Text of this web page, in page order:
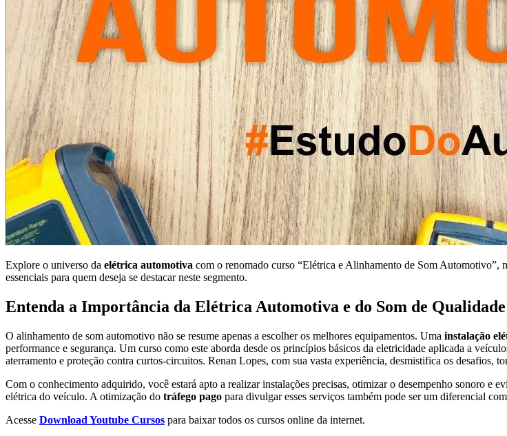
Explore o universo da elétrica automotiva com o renomado curso “Elétrica e Alinhamento de Som Automotivo”,
essenciais para quem deseja se destacar neste segmento.
Entenda a Importância da Elétrica Automotiva e do Som de Qualidade
O alinhamento de som automotivo não se resume apenas a escolher os melhores equipamentos. Uma instalação
performance e segurança. Um curso como este aborda desde os princípios básicos da eletricidade aplicada a
aterramento e proteção contra curtos-circuitos. Renan Lopes, com sua vasta experiência, desmistifica os desafios,
Com o conhecimento adquirido, você estará apto a realizar instalações precisas, otimizar o desempenho sonoro e
elétrica do veículo. A otimização do tráfego pago para divulgar esses serviços também pode ser um diferencial
Acesse Download Youtube Cursos para baixar todos os cursos online da internet.